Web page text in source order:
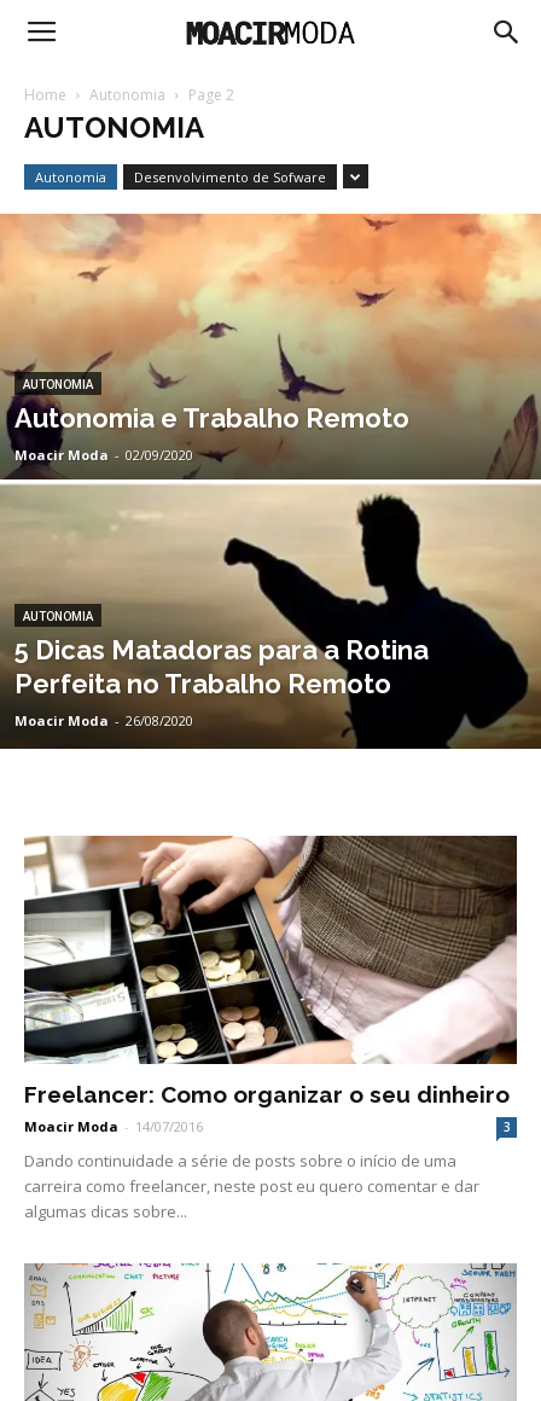
Moacir
Moda
Home Autonomia Page 2
AUTONOMIA
Autonomia Desenvolvimento de Sofware
AUTONOMIA
Autonomia e Trabalho Remoto
Moacir Moda - 02/09/2020
AUTONOMIA
5 Dicas Matadoras para a Rotina
Perfeita no Trabalho Remoto
Moacir Moda - 26/08/2020
Freelancer: Como organizar o seu dinheiro
Moacir Moda - 14/07/2016 3
Dando continuidade a série de posts sobre o início de uma
carreira como freelancer, neste post eu quero comentar e dar
algumas dicas sobre...